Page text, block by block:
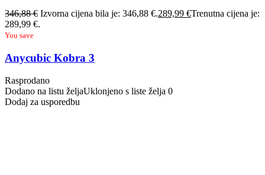
346,88€ Izvorna cijena bila je: 346,88 €.289,99 €Trenutna cijena je:
289,99 €.
You save
Anycubic Kobra 3
Rasprodano
Dodano na listu željaUklonjeno s liste želja 0
Dodaj za usporedbu